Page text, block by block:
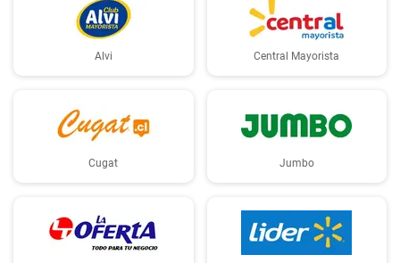
Alvi Central Mayorista
Cugat Jumbo